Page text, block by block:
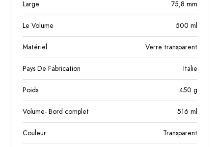
Large 75,8 mm
Le Volume 500 ml
Matériel Verre transparent
Pays De Fabrication Italie
Poids 450 g
Volume- Bord complet 516 ml
Couleur Transparent